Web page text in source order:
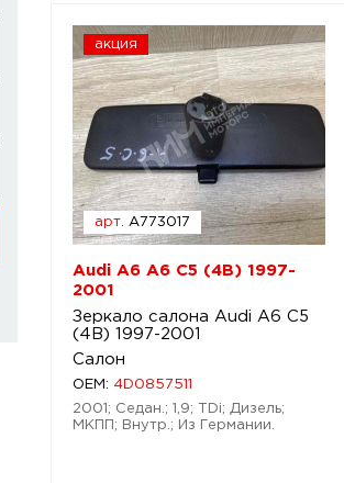
акция
арт. A773017
Audi A6 A6 C5 (4B) 1997-
2001
Зеркало салона Audi A6 C5
(4B) 1997-2001
Салон
OEM: 4D0857511
2001; Седан.; 1,9; TDi; Дизель;
МКПП; Внутр.; Из Германии.